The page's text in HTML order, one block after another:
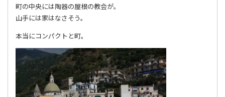
町の中央には陶器の屋根の教会が。
山手には家はなさそう。
本当にコンパクトと町。